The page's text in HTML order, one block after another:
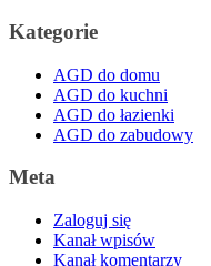
Kategorie
AGD do domu
AGD do kuchni
AGD do łazienki
AGD do zabudowy
Meta
Zaloguj się
Kanał wpisów
Kanał komentarzy